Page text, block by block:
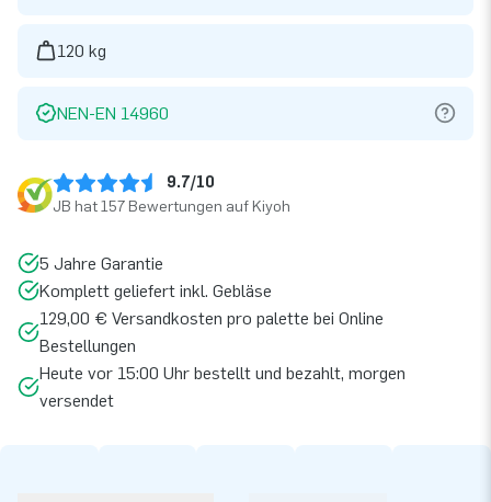
120 kg
NEN-EN 14960
9.7/10
JB hat 157 Bewertungen auf Kiyoh
5 Jahre Garantie
Komplett geliefert inkl. Gebläse
129,00 € Versandkosten pro palette bei Online
Bestellungen
Heute vor 15:00 Uhr bestellt und bezahlt, morgen
versendet